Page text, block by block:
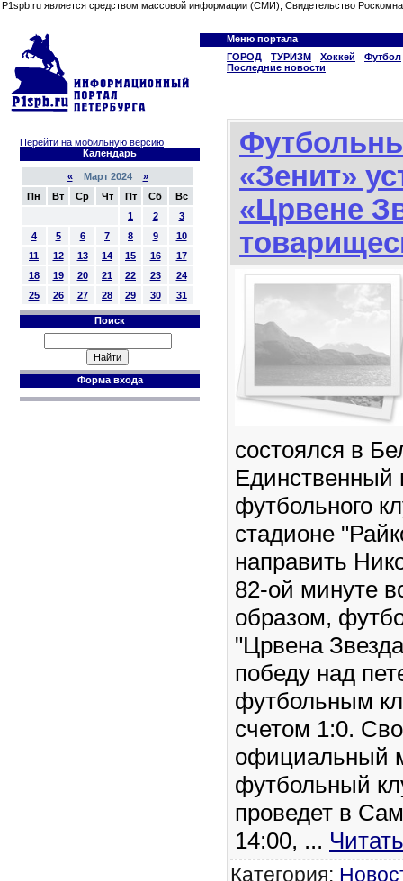
P1spb.ru является средством массовой информации (СМИ), Свидетельство
Меню портала
ГОРОД
ТУРИЗМ Хоккей
Футбол
Последние новости
Перейти на мобильную версию
Календарь
«Март 2024 »
Пн
Вт Ср Чт Пт Сб
Вс
1
2
3
4
5 6 7 8 9
10
11
12 13 14 15 16
17
18
19 20 21 22 23
24
25
26 27 28 29 30 31
Поиск
Форма входа
«Зенит»
«Црвене
состоялся в
Единственный
футбольного
стадионе
направить
82-ой минуте
образом,
"Црвена
победу над
футбольным
счетом 1:0.
официальный
футбольный
проведет в
14:00, ...
Категория: